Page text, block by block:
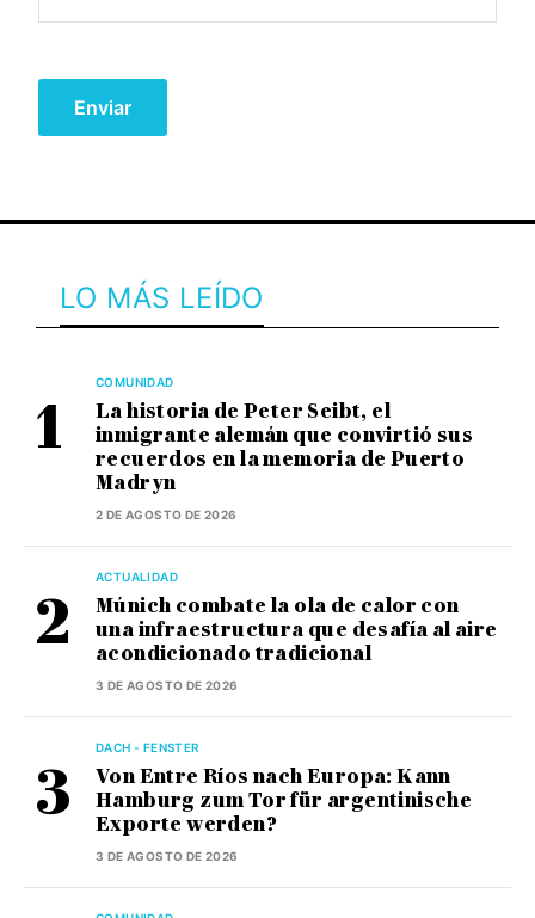
LO MÁS LEÍDO
COMUNIDAD
La historia de Peter Seibt, el
inmigrante alemán que convirtió sus
recuerdos en la memoria de Puerto
Madryn
2 DE AGOSTO DE 2026
ACTUALIDAD
Múnich combate la ola de calor con
una infraestructura que desafía al aire
acondicionado tradicional
3 DE AGOSTO DE 2026
DACH - FENSTER
Von Entre Ríos nach Europa: Kann
Hamburg zum Tor für argentinische
Exporte werden?
3 DE AGOSTO DE 2026